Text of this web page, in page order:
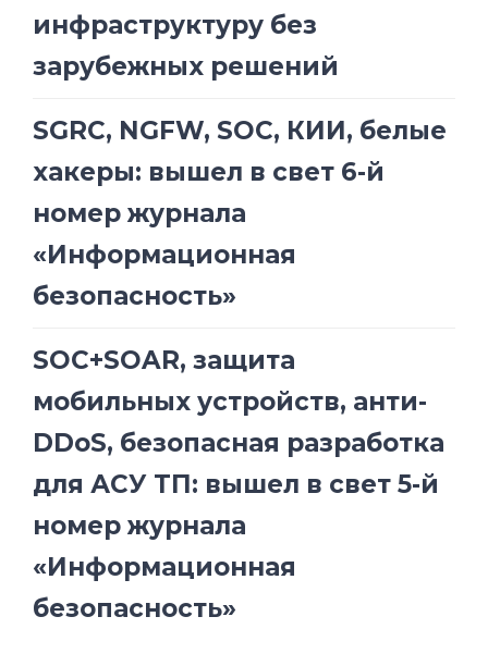
инфраструктуру без
зарубежных решений
SGRC, NGFW, SOC, КИИ, белые
хакеры: вышел в свет 6-й
номер журнала
«Информационная
безопасность»
SOC+SOAR, защита
мобильных устройств, анти-
DDoS, безопасная разработка
для АСУ ТП: вышел в свет 5-й
номер журнала
«Информационная
безопасность»